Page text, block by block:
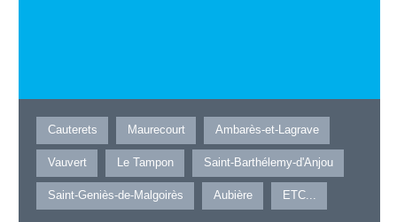
Cauterets Maurecourt Ambarès-et-Lagrave
Vauvert Le Tampon Saint-Barthélemy-d'Anjou
Saint-Geniès-de-Malgoirès Aubière ETC...